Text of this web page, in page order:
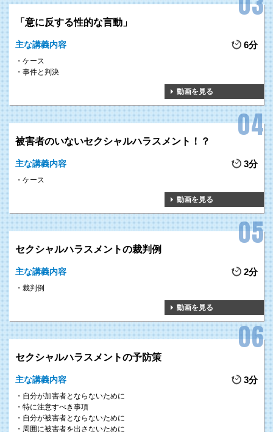
「意に反する性的な言動」
主な講義内容 6分
ケース
事件と判決
動画を見る
被害者のいないセクシャルハラスメント！？
主な講義内容 3分
ケース
動画を見る
セクシャルハラスメントの裁判例
主な講義内容 2分
裁判例
動画を見る
セクシャルハラスメントの予防策
主な講義内容 3分
自分が加害者とならないために
特に注意すべき事項
自分が被害者とならないために
周囲に被害者を出さないために